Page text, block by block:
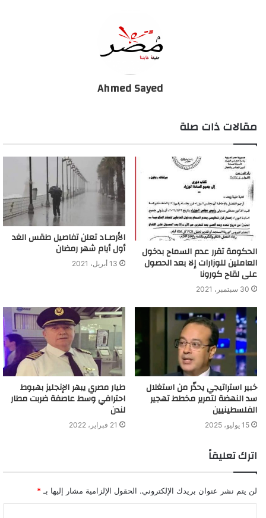
Ahmed Sayed
مقالات ذات صلة
الحكومة تقرر عدم السماح بدخول
العاملين للوزارات إلا بعد الحصول
على لقاح كورونا
30 سبتمبر، 2021
الأرصـاد تعلن تفاصيل طقس الغد
أول أيام شهر رمضان
13 أبريل، 2021
خبير استراتيجي يحذّر من استغلال
سد النهضة لتمرير مخطط تهجير
الفلسطينيين
15 يوليو، 2025
طيار مصري يبهر الإنجليز بهبوط
احترافي وسط عاصفة ضربت مطار
لندن
21 فبراير، 2022
اترك تعليقاً
لن يتم نشر عنوان بريدك الإلكتروني. الحقول الإلزامية مشار إليها بـ *